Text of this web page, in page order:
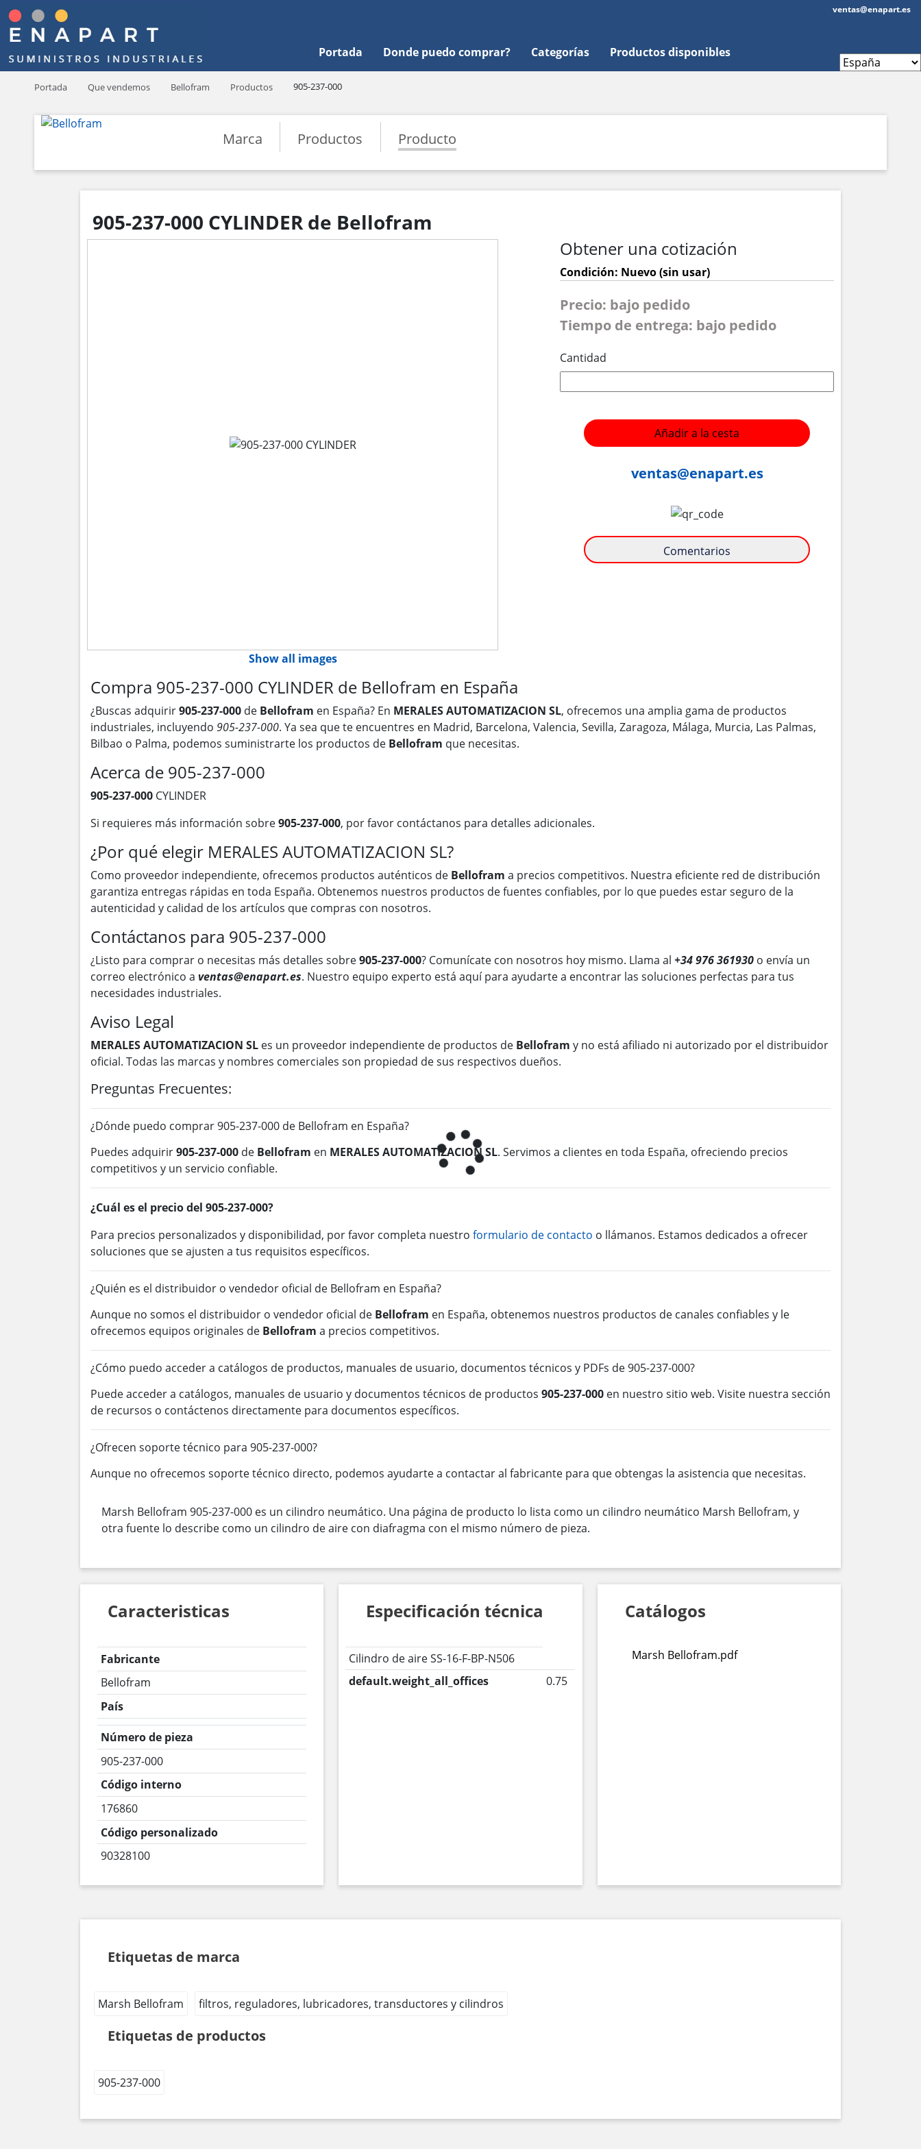
Portada Donde puedo comprar? Categorías Productos disponibles
ventas@enapart.es
Portada Que vendemos Bellofram Productos 905-237-000
Marca Productos Producto
905-237-000 CYLINDER de Bellofram
Show all images
Obtener una cotización
Condición: Nuevo (sin usar)
Precio: bajo pedido
Tiempo de entrega: bajo pedido
Cantidad
Añadir a la cesta
ventas@enapart.es
Comentarios
Compra 905-237-000 CYLINDER de Bellofram en España
¿Buscas adquirir905-237-000 de Bellofram en España? En MERALES AUTOMATIZACION SL, ofrecemos una amplia gama de productos
industriales, incluyendo 905-237-000. Ya sea que te encuentres en Madrid, Barcelona, Valencia, Sevilla, Zaragoza, Málaga, Murcia, Las Palmas,
Bilbao o Palma, podemos suministrarte los productos de Bellofram que necesitas.
Acerca de 905-237-000
905-237-000 CYLINDER
Si requieres más información sobre905-237-000, por favor contáctanos para detalles adicionales.
¿Por qué elegir MERALES AUTOMATIZACION SL?
Como proveedor independiente, ofrecemos productos auténticos de Bellofram a precios competitivos. Nuestra eficiente red de distribución
garantiza entregas rápidas en toda España. Obtenemos nuestros productos de fuentes confiables, por lo que puedes estar seguro de la
autenticidad y calidad de los artículos que compras con nosotros.
Contáctanos para 905-237-000
¿Listo para comprar o necesitas más detalles sobre905-237-000? Comunícate con nosotros hoy mismo. Llama al +34 976 361930 o envía un
correo electrónico a ventas@enapart.es. Nuestro equipo experto está aquí para ayudarte a encontrar las soluciones perfectas para tus
necesidades industriales.
Aviso Legal
MERALES AUTOMATIZACION SL es un proveedor independiente de productos de Bellofram y no está afiliado ni autorizado por el distribuidor
oficial. Todas las marcas y nombres comerciales son propiedad de sus respectivos dueños.
Preguntas Frecuentes:
¿Dónde puedo comprar 905-237-000 de Bellofram en España?
Puedes adquirir905-237-000 de Bellofram en MERALES AUTOMATIZACION SL. Servimos a clientes en toda España, ofreciendo precios
competitivos y un servicio confiable.
¿Cuál es el precio del 905-237-000?
Para precios personalizados y disponibilidad, por favor completa nuestro formulario de contacto o llámanos. Estamos dedicados a ofrecer
soluciones que se ajusten a tus requisitos específicos.
¿Quién es el distribuidor o vendedor oficial de Bellofram en España?
Aunque no somos el distribuidor o vendedor oficial de Bellofram en España, obtenemos nuestros productos de canales confiables y le
ofrecemos equipos originales de Bellofram a precios competitivos.
¿Cómo puedo acceder a catálogos de productos, manuales de usuario, documentos técnicos y PDFs de 905-237-000?
Puede acceder a catálogos, manuales de usuario y documentos técnicos de productos 905-237-000 en nuestro sitio web. Visite nuestra sección
de recursos o contáctenos directamente para documentos específicos.
¿Ofrecen soporte técnico para 905-237-000?
Aunque no ofrecemos soporte técnico directo, podemos ayudarte a contactar al fabricante para que obtengas la asistencia que necesitas.
Marsh Bellofram 905-237-000 es un cilindro neumático. Una página de producto lo lista como un cilindro neumático Marsh Bellofram, y
otra fuente lo describe como un cilindro de aire con diafragma con el mismo número de pieza.
Caracteristicas
Fabricante
Bellofram
País
Número de pieza
905-237-000
Código interno
176860
Código personalizado
90328100
Especificación técnica
Cilindro de aire SS-16-F-BP-N506
default.weight_all_offices
0.75
Catálogos
Marsh Bellofram.pdf
Etiquetas de marca
Marsh Bellofram filtros, reguladores, lubricadores, transductores y cilindros
Etiquetas de productos
905-237-000